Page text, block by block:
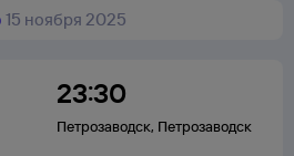
15 ноября 2025
23:30
Петрозаводск, Петрозаводск